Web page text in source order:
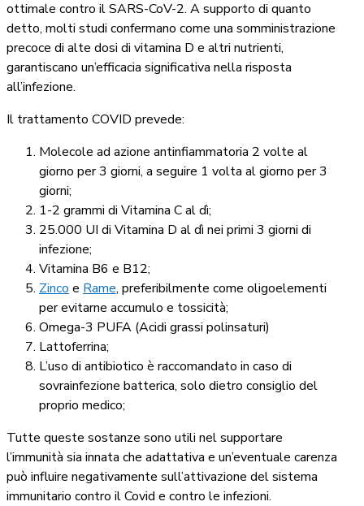
ottimale contro il SARS-CoV-2. A supporto di quanto
detto, molti studi confermano come una somministrazione
precoce di alte dosi di vitamina D e altri nutrienti,
garantiscano un’efficacia significativa nella risposta
all’infezione.
Il trattamento COVID prevede:
Molecole ad azione antinfiammatoria 2 volte al
giorno per 3 giorni, a seguire 1 volta al giorno per 3
giorni;
1-2 grammi di Vitamina C al dì;
25.000 UI di Vitamina D al dì nei primi 3 giorni di
infezione;
Vitamina B6 e B12;
Zinco e Rame, preferibilmente come oligoelementi
per evitarne accumulo e tossicità;
Omega-3 PUFA (Acidi grassi polinsaturi)
Lattoferrina;
L’uso di antibiotico è raccomandato in caso di
sovrainfezione batterica, solo dietro consiglio del
proprio medico;
Tutte queste sostanze sono utili nel supportare
l’immunità sia innata che adattativa e un’eventuale carenza
può influire negativamente sull’attivazione del sistema
immunitario contro il Covid e contro le infezioni.